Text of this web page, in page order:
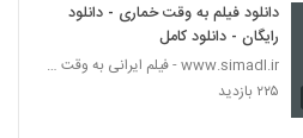
دانلود فیلم به وقت خماری - دانلود
رایگان - دانلود کامل
www.simadl.ir - فیلم ایرانی به وقت خماری
۲۲۵ بازدید